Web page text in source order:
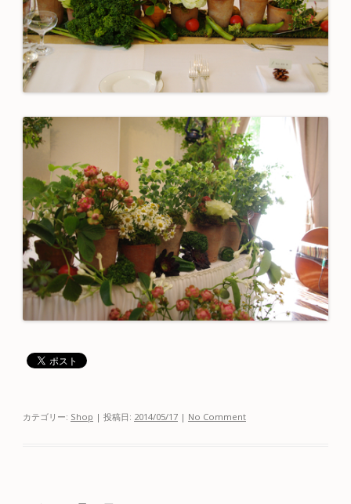
カテゴリー: Shop | 投稿日: 2014/05/17 | No Comment